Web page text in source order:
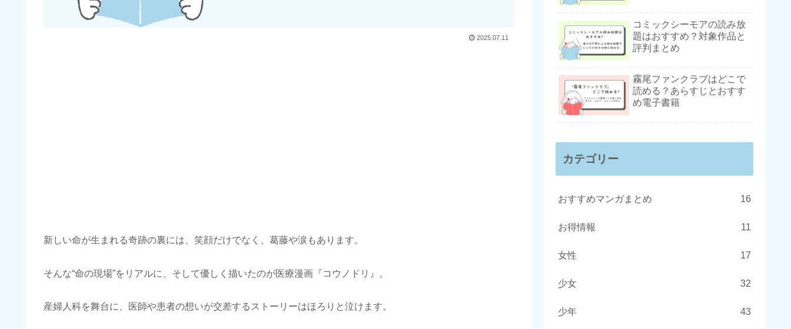
2025.07.11
新しい命が生まれる奇跡の裏には、笑顔だけでなく、葛藤や涙もあります。
そんな“命の現場”をリアルに、そして優しく描いたのが医療漫画『コウノドリ』。
産婦人科を舞台に、医師や患者の想いが交差するストーリーはほろりと泣けます。
コミックシーモアの読み放
題はおすすめ？対象作品と
評判まとめ
霧尾ファンクラブはどこで
読める？あらすじとおすす
め電子書籍
カテゴリー
おすすめマンガまとめ 16
お得情報 11
女性 17
少女 32
少年 43